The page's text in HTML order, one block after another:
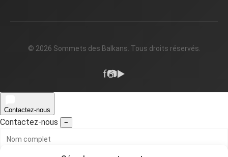
© 2026 Sommets des Balkans. Tous droits réservés.
f📷▶️
Contactez-nous
Contactez-nous −